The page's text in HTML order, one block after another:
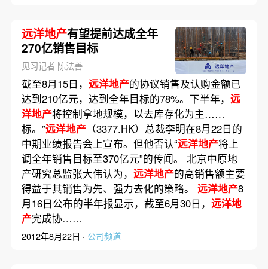
远洋地产有望提前达成全年
270亿销售目标
见习记者 陈法善
截至8月15日， 远洋地产的协议销售及认购金额已
达到210亿元，达到全年目标的78%。下半年， 远
洋地产将控制拿地规模，以去库存化为主……
标。”远洋地产（3377.HK）总裁李明在8月22日的
中期业绩报告会上宣布。但他否认“远洋地产将上
调全年销售目标至370亿元”的传闻。 北京中原地
产研究总监张大伟认为， 远洋地产的高销售额主要
得益于其销售为先、强力去化的策略。 远洋地产8
月16日公布的半年报显示，截至6月30日， 远洋地
产完成协……
2012年8月22日 · 公司频道